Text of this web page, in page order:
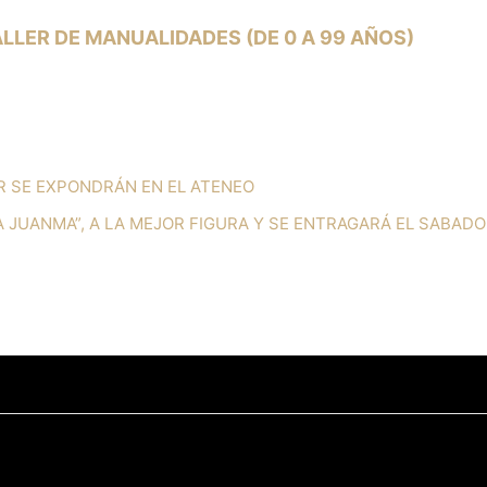
DE MANUALIDADES (DE 0 A 99 AÑOS)
SE EXPONDRÁN EN EL ATENEO
A LA MEJOR FIGURA Y SE ENTRAGARÁ EL